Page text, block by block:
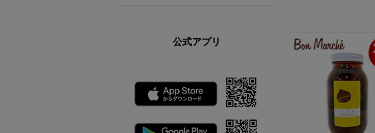
公式アプリ